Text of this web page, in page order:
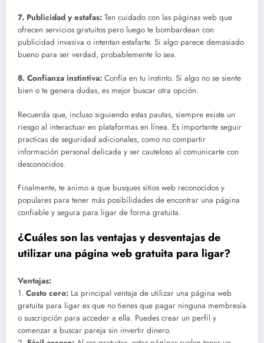
7. Publicidad y estafas: Ten cuidado con las páginas web que
ofrecen servicios gratuitos pero luego te bombardean con
publicidad invasiva o intentan estafarte. Si algo parece demasiado
bueno para ser verdad, probablemente lo sea.
8. Confianza instintiva: Confía en tu instinto. Si algo no se siente
bien o te genera dudas, es mejor buscar otra opción.
Recuerda que, incluso siguiendo estas pautas, siempre existe un
riesgo al interactuar en plataformas en línea. Es importante seguir
practicas de seguridad adicionales, como no compartir
información personal delicada y ser cauteloso al comunicarte con
desconocidos.
Finalmente, te animo a que busques sitios web reconocidos y
populares para tener más posibilidades de encontrar una página
confiable y segura para ligar de forma gratuita.
¿Cuáles son las ventajas y desventajas de
utilizar una página web gratuita para ligar?
Ventajas:
1. Costo cero: La principal ventaja de utilizar una página web
gratuita para ligar es que no tienes que pagar ninguna membresía
o suscripción para acceder a ella. Puedes crear un perfil y
comenzar a buscar pareja sin invertir dinero.